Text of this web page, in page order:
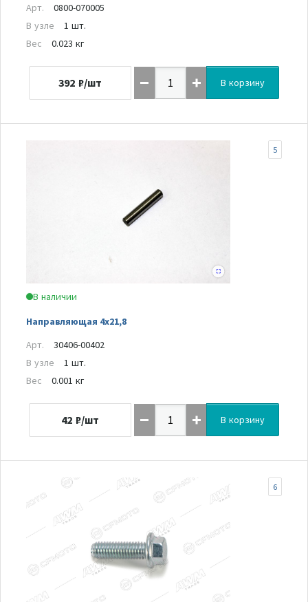
Арт.
0800-070005
В узле
1 шт.
Вес
0.023 кг
392 ₽/шт В корзину
В наличии
Направляющая 4х21,8
5
Арт.
30406-00402
В узле
1 шт.
Вес
0.001 кг
42 ₽/шт В корзину
6